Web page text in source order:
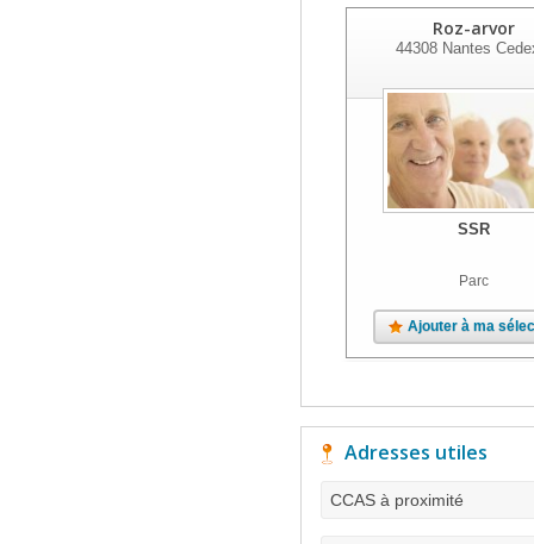
Roz-arvor
44308Nantes
SSR
Parc
Ajouter à ma
Adresses utiles
CCAS à proximité